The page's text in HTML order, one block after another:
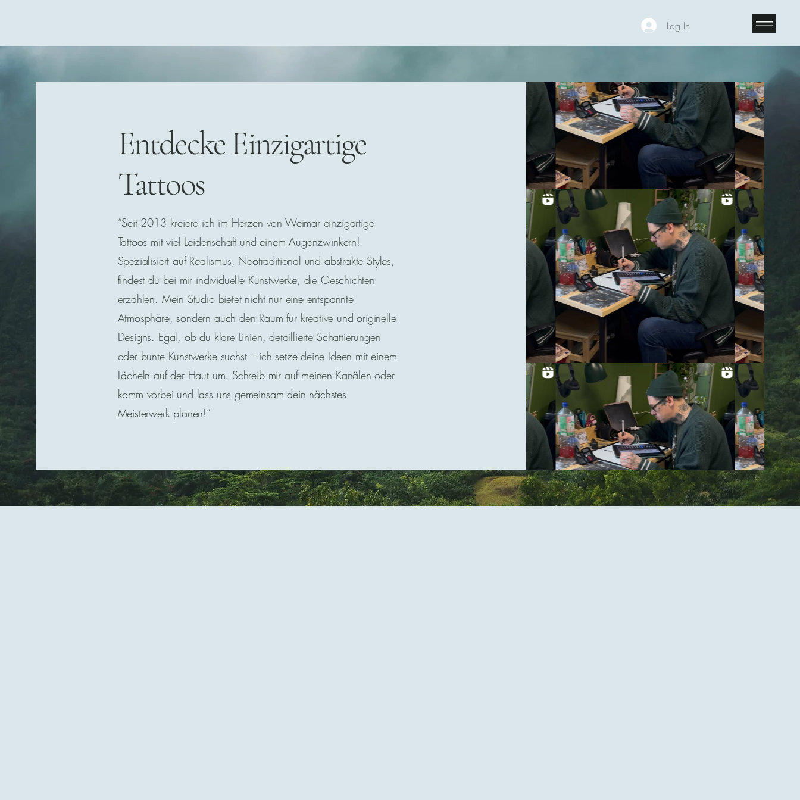
Log In
Entdecke Einzigartige
Tattoos
“Seit 2013 kreiere ich im Herzen von Weimar einzigartige
Tattoos mit viel Leidenschaft und einem Augenzwinkern!
Spezialisiert auf Realismus, Neotraditional und abstrakte Styles,
findest du bei mir individuelle Kunstwerke, die Geschichten
erzählen. Mein Studio bietet nicht nur eine entspannte
Atmosphäre, sondern auch den Raum für kreative und originelle
Designs. Egal, ob du klare Linien, detaillierte Schattierungen
oder bunte Kunstwerke suchst – ich setze deine Ideen mit einem
Lächeln auf der Haut um. Schreib mir auf meinen Kanälen oder
komm vorbei und lass uns gemeinsam dein nächstes
Meisterwerk planen!”